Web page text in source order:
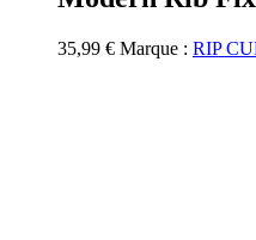
options
peuvent
35,99 € Marque : RIP